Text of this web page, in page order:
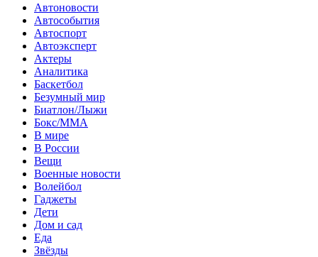
Автоновости
Автособытия
Автоспорт
Автоэксперт
Актеры
Аналитика
Баскетбол
Безумный мир
Биатлон/Лыжи
Бокс/MMA
В мире
В России
Вещи
Военные новости
Волейбол
Гаджеты
Дети
Дом и сад
Еда
Звёзды